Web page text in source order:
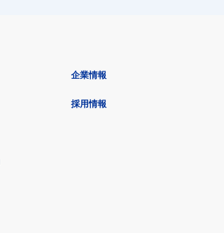
企業情報
採用情報